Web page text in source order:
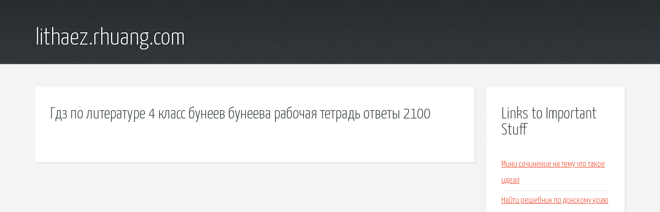
lithaez.rhuang.com
Гдз по литературе 4 класс бунеев бунеева рабочая тетрадь ответы 2100
Links to Important
Stuff
Мини сочинение на тему что такое
идеал
Найти решебник по донскому краю